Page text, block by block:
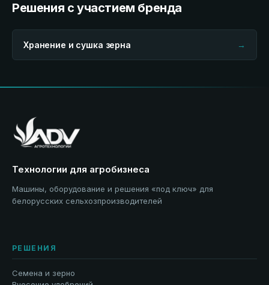
Решения с участием бренда
Хранение и сушка зерна →
Технологии для агробизнеса
Машины, оборудование и решения «под ключ» для
белорусских сельхозпроизводителей
РЕШЕНИЯ
Семена и зерно